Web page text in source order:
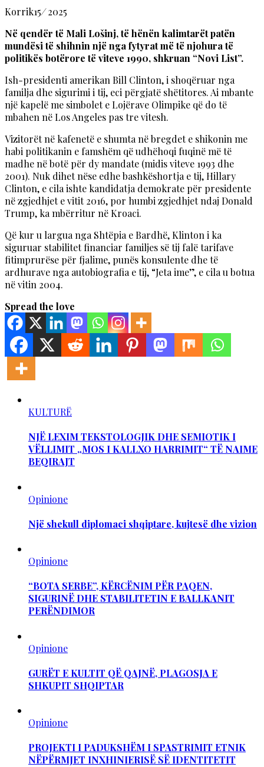
Korrik15/2025
Në qendër të Mali Lošinj, të hënën kalimtarët patën
mundësi të shihnin një nga fytyrat më të njohura të
politikës botërore të viteve 1990, shkruan “Novi List”.
Ish-presidenti amerikan Bill Clinton, i shoqëruar nga
familja dhe sigurimi i tij, eci përgjatë shëtitores. Ai mbante
një kapelë me simbolet e Lojërave Olimpike që do të
mbahen në Los Angeles pas tre vitesh.
Vizitorët në kafenetë e shumta në bregdet e shikonin me
habi politikanin e famshëm që udhëhoqi fuqinë më të
madhe në botë për dy mandate (midis viteve 1993 dhe
2001). Nuk dihet nëse edhe bashkëshortja e tij, Hillary
Clinton, e cila ishte kandidatja demokrate për presidente
në zgjedhjet e vitit 2016, por humbi zgjedhjet ndaj Donald
Trump, ka mbërritur në Kroaci.
Që kur u largua nga Shtëpia e Bardhë, Klinton i ka
siguruar stabilitet financiar familjes së tij falë tarifave
fitimprurëse për fjalime, punës konsulente dhe të
ardhurave nga autobiografia e tij, “Jeta ime”, e cila u botua
në vitin 2004.
Spread the love
KULTURË
NJË LEXIM TEKSTOLOGJIK DHE SEMIOTIK I
VËLLIMIT „MOS I KALLXO HARRIMIT“ TË NAIME
BEQIRAJT
Opinione
Një shekull diplomaci shqiptare, kujtesë dhe vizion
Opinione
“BOTA SERBE”, KËRCËNIM PËR PAQEN,
SIGURINË DHE STABILITETIN E BALLKANIT
PERËNDIMOR
Opinione
GURËT E KULTIT QË QAJNË, PLAGOSJA E
SHKUPIT SHQIPTAR
Opinione
PROJEKTI I PADUKSHËM I SPASTRIMIT ETNIK
NËPËRMJET INXHINIERISË SË IDENTITETIT